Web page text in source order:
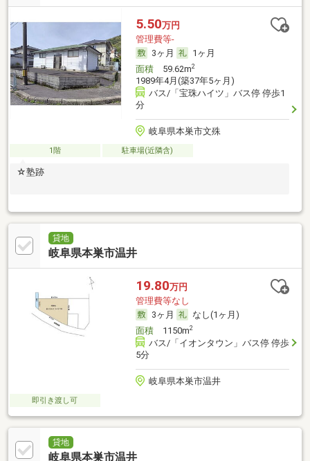
5.50万円
管理費等-
3ヶ月
1ヶ月
面積59.62m2
1989年4月(築37年5ヶ月)
バス/「宝珠ハイツ」バス停 停歩1
分
岐阜県本巣市文殊
1階 駐車場(近隣含)
☆塾跡
貸地
岐阜県本巣市温井
19.80万円
管理費等なし
3ヶ月
なし(1ヶ月)
面積1150m2
バス/「イオンタウン」バス停 停歩
5分
岐阜県本巣市温井
即引き渡し可
貸地
岐阜県本巣市温井